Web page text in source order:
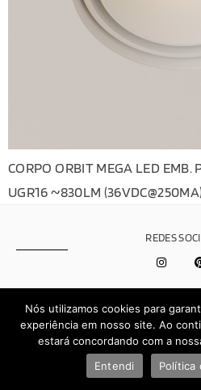
CORPO ORBIT MEGA LED EMB.
UGR16 ~830LM
Effect © 2026 - Todos os direitos
Brand.It
REDES
Nós utilizamos cookies para
experiência em nosso site. Ao
estará concordando com a
Entendi
Política